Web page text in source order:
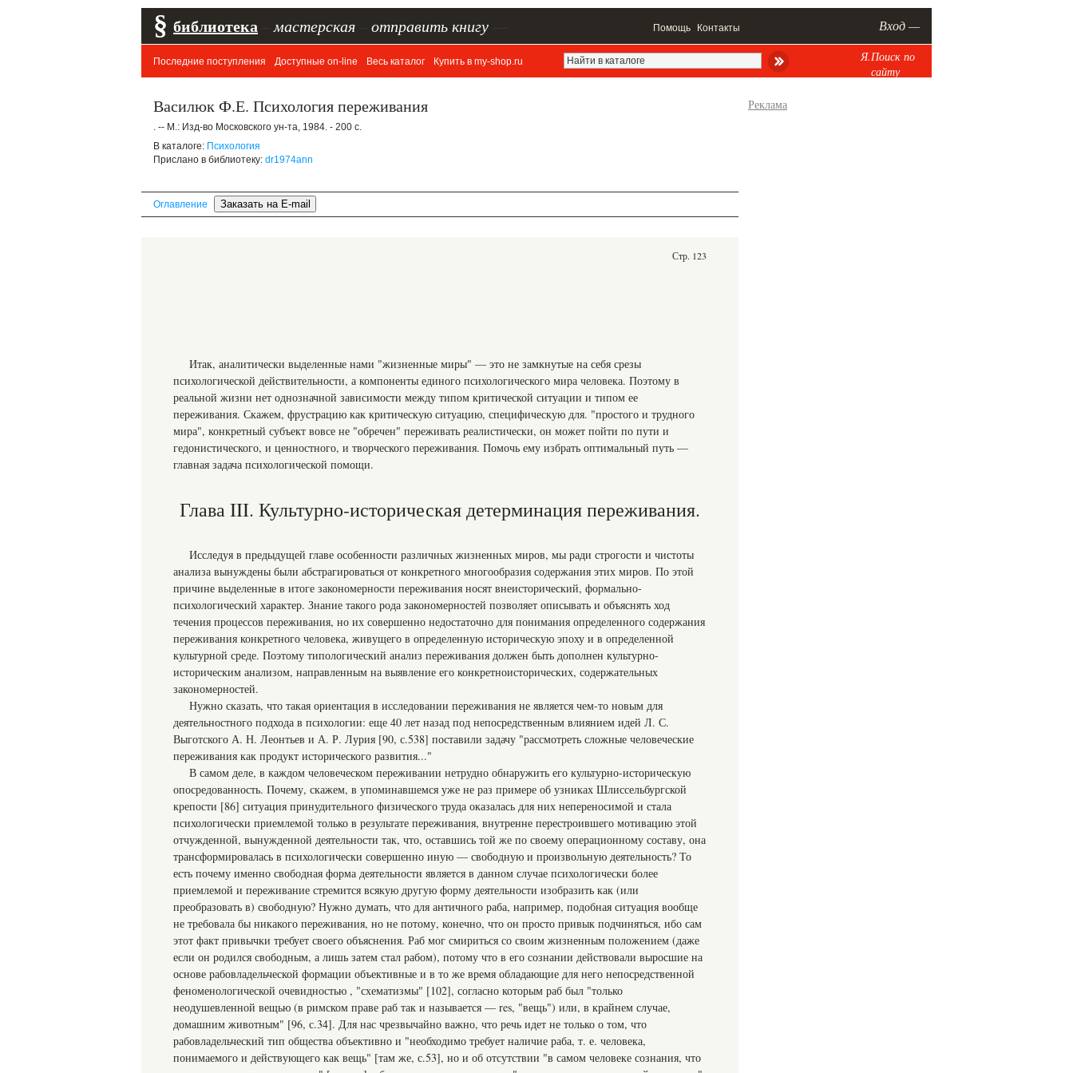
§ библиотека мастерская отправить книгу Помощь Контакты Вход —
Последние поступления Доступные on-line Весь каталог Купить в my-shop.ru
Я.Поиск по
сайту
Василюк Ф.Е. Психология переживания
. -- М.: Изд-во Московского ун-та, 1984. - 200 с.
В каталоге: Психология
Прислано в библиотеку: dr1974ann
Оглавление
Стр. 123
Итак, аналитически выделенные нами "жизненные миры" — это не замкнутые на себя срезы
психологической действительности, а компоненты единого психологического мира человека. Поэтому в
реальной жизни нет однозначной зависимости между типом критической ситуации и типом ее
переживания. Скажем, фрустрацию как критическую ситуацию, специфическую для. "простого и трудного
мира", конкретный субъект вовсе не "обречен" переживать реалистически, он может пойти по пути и
гедонистического, и ценностного, и творческого переживания. Помочь ему избрать оптимальный путь —
главная задача психологической помощи.
Глава III. Культурно-историческая детерминация переживания.
Исследуя в предыдущей главе особенности различных жизненных миров, мы ради строгости и чистоты
анализа вынуждены были абстрагироваться от конкретного многообразия содержания этих миров. По этой
причине выделенные в итоге закономерности переживания носят внеисторический, формально-
психологический характер. Знание такого рода закономерностей позволяет описывать и объяснять ход
течения процессов переживания, но их совершенно недостаточно для понимания определенного содержания
переживания конкретного человека, живущего в определенную историческую эпоху и в определенной
культурной среде. Поэтому типологический анализ переживания должен быть дополнен культурно-
историческим анализом, направленным на выявление его конкретноисторических, содержательных
закономерностей.
Нужно сказать, что такая ориентация в исследовании переживания не является чем-то новым для
деятельностного подхода в психологии: еще 40 лет назад под непосредственным влиянием идей Л. С.
Выготского А. Н. Леонтьев и А. Р. Лурия [90, с.538] поставили задачу "рассмотреть сложные человеческие
переживания как продукт исторического развития..."
В самом деле, в каждом человеческом переживании нетрудно обнаружить его культурно-историческую
опосредованность. Почему, скажем, в упоминавшемся уже не раз примере об узниках Шлиссельбургской
крепости [86] ситуация принудительного физического труда оказалась для них непереносимой и стала
психологически приемлемой только в результате переживания, внутренне перестроившего мотивацию этой
отчужденной, вынужденной деятельности так, что, оставшись той же по своему операционному составу, она
трансформировалась в психологически совершенно иную — свободную и произвольную деятельность? То
есть почему именно свободная форма деятельности является в данном случае психологически более
приемлемой и переживание стремится всякую другую форму деятельности изобразить как (или
преобразовать в) свободную? Нужно думать, что для античного раба, например, подобная ситуация вообще
не требовала бы никакого переживания, но не потому, конечно, что он просто привык подчиняться, ибо сам
этот факт привычки требует своего объяснения. Раб мог смириться со своим жизненным положением (даже
если он родился свободным, а лишь затем стал рабом), потому что в его сознании действовали выросшие на
основе рабовладельческой формации объективные и в то же время обладающие для него непосредственной
феноменологической очевидностью , "схематизмы" [102], согласно которым раб был "только
неодушевленной вещью (в римском праве раб так и называется — res, "вещь") или, в крайнем случае,
домашним животным" [96, с.34]. Для нас чрезвычайно важно, что речь идет не только о том, что
рабовладельческий тип общества объективно и "необходимо требует наличие раба, т. е. человека,
понимаемого и действующего как вещь" [там же, с.53], но и об отсутствии "в самом человеке сознания, что
Реклама